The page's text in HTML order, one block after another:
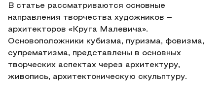
В статье рассматриваются основные
направления творчества художников –
архитекторов «Круга Малевича».
Основоположники кубизма, пуризма, фовизма,
супрематизма, представлены в основных
творческих аспектах через архитектуру,
живопись, архитектоническую скульптуру.